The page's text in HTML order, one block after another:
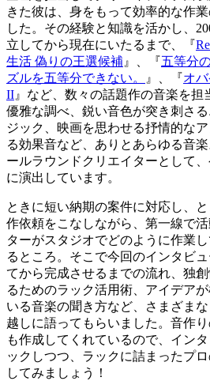
きた彼は、身をもって効率的な作
した。その経験と知識を活かし、
立してから現在にいたるまで、『
生活 偽りの王選候補』、『 五等分
ズルを五等分できない。
』、『 オ
II』など、数々の話題作の音楽を担
優雅な調べ、鋭い音色が突き刺さ
ジック、映画を思わせる抒情的な
る効果音など、ありとあらゆる音
ールラウンドクリエイターとして
に演出しています。
ときに短い納期の案件に対応し、
作依頼をこなしながら、第一線で
ターがスタジオでどのように作業
るところ。そこで今回のインタビ
てから完成させるまでの流れ、独
るためのラック活用術、アイデア
いる音楽の聞き方など、さまざま
越しに語ってもらいました。音作
も作成してくれているので、イン
ックしつつ、ラックに詰まったプ
してみましょう！